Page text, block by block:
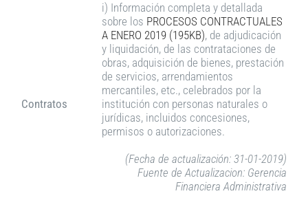
Contratos
i) Información completa y detallada
sobre los PROCESOS CONTRACTUALES
A ENERO 2019 (195KB), de adjudicación
y liquidación, de las contrataciones de
obras, adquisición de bienes, prestación
de servicios, arrendamientos
mercantiles, etc., celebrados por la
institución con personas naturales o
jurídicas, incluidos concesiones,
permisos o autorizaciones.
(Fecha de actualización: 31-01-2019)
Fuente de Actualizacion: Gerencia
Financiera Administrativa